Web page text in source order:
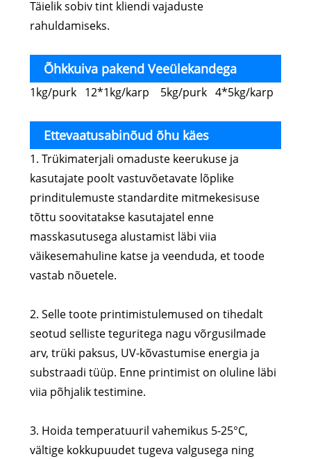
Täielik sobiv tint kliendi vajaduste
rahuldamiseks.
Õhkkuiva pakend Veeülekandega
trükiekraan Värvi reguleeriv lakk
1kg/purk 12*1kg/karp 5kg/purk 4*5kg/karp
Ettevaatusabinõud õhu käes
kuivatamiseks Veeülekandega trükiekraan
Värvi reguleeriv lakk
1. Trükimaterjali omaduste keerukuse ja
kasutajate poolt vastuvõetavate lõplike
prinditulemuste standardite mitmekesisuse
tõttu soovitatakse kasutajatel enne
masskasutusega alustamist läbi viia
väikesemahuline katse ja veenduda, et toode
vastab nõuetele.
2. Selle toote printimistulemused on tihedalt
seotud selliste teguritega nagu võrgusilmade
arv, trüki paksus, UV-kõvastumise energia ja
substraadi tüüp. Enne printimist on oluline läbi
viia põhjalik testimine.
3. Hoida temperatuuril vahemikus 5-25°C,
vältige kokkupuudet tugeva valgusega ning